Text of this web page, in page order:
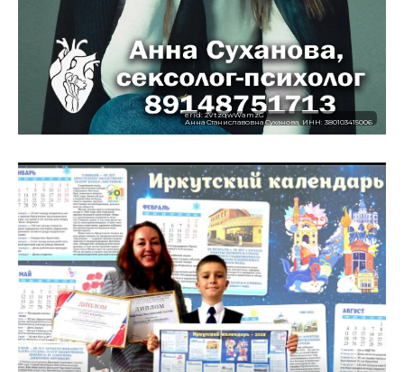
erid: 2VtzqwWamzG
Анна Станиславовна Суханова, ИНН: 380103415006